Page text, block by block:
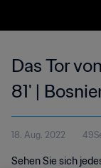
Das Tor
81' |
Iran | FIFA
18. Aug. 2022
Sehen Sie sich